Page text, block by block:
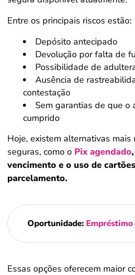
Entre os principais riscos estão:
Depósito antecipado
Devolução por falta de
Possibilidade de
Ausência de
contestação
Sem garantias de que o
cumprido
Hoje, existem alternativas mais
seguras, como o Pix agendado
vencimento e o uso de
parcelamento.
Oportunidade:
Essas opções oferecem maior